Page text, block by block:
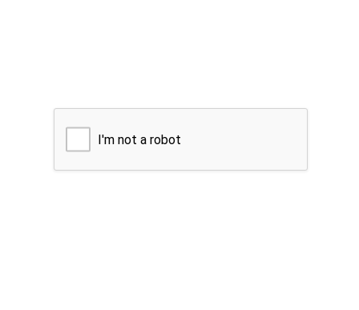
I'm not a robot